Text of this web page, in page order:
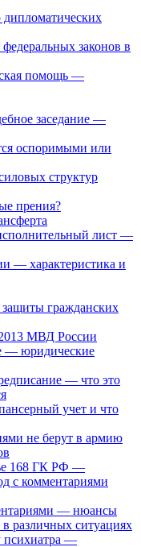
дипломатических
законов в
помощь —
заседание —
оспоримыми или
структур
прения?
лист —
— характеристика и
гражданских
МВД России
— юридические
— что это
учет и что
не берут в армию
168 ГК РФ —
с комментариями
— нюансы
различных ситуациях
психиатра —